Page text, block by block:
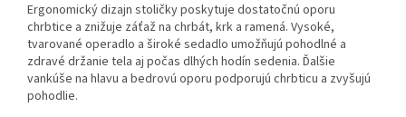
Ergonomický dizajn stoličky poskytuje dostatočnú oporu
chrbtice a znižuje záťaž na chrbát, krk a ramená. Vysoké,
tvarované operadlo a široké sedadlo umožňujú pohodlné a
zdravé držanie tela aj počas dlhých hodín sedenia. Ďalšie
vankúše na hlavu a bedrovú oporu podporujú chrbticu a zvyšujú
pohodlie.